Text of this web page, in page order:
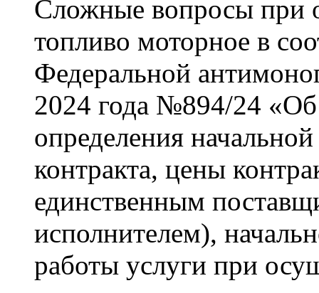
Сложные вопросы
топливо моторное в
Федеральной
2024 года №894/24
определения
контракта, цены
единственным
исполнителем),
работы услуги при